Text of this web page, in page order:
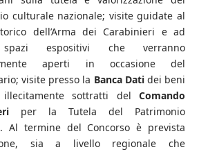
culturale nazionale; visite guidate al
dell’Arma dei Carabinieri e ad
espositivi che verranno
aperti in occasione del
visite presso la Banca Datidei beni
sottratti del Comando
per la Tutela del Patrimonio
Al termine del Concorso è prevista
sia a livello regionale che